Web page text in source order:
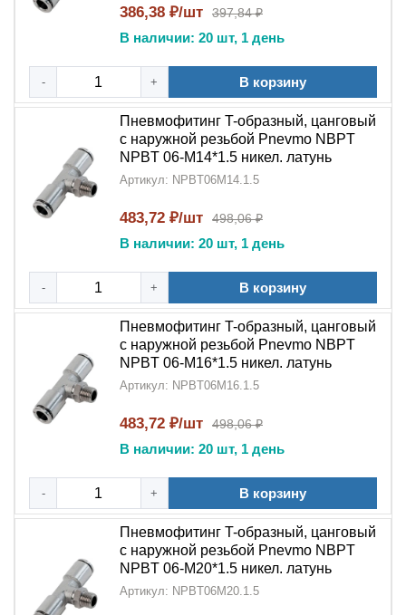
386,38 ₽/шт 397,84 ₽
В наличии: 20 шт, 1 день
- + В корзину
Пневмофитинг T-образный, цанговый
с наружной резьбой Pnevmo NBPT
NPBT 06-M14*1.5 никел. латунь
Артикул: NPBT06M14.1.5
483,72 ₽/шт 498,06 ₽
В наличии: 20 шт, 1 день
- + В корзину
Пневмофитинг T-образный, цанговый
с наружной резьбой Pnevmo NBPT
NPBT 06-M16*1.5 никел. латунь
Артикул: NPBT06M16.1.5
483,72 ₽/шт 498,06 ₽
В наличии: 20 шт, 1 день
- + В корзину
Пневмофитинг T-образный, цанговый
с наружной резьбой Pnevmo NBPT
NPBT 06-M20*1.5 никел. латунь
Артикул: NPBT06M20.1.5